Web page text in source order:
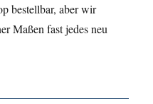
bestellbar, aber wir
Maßen fast jedes neu